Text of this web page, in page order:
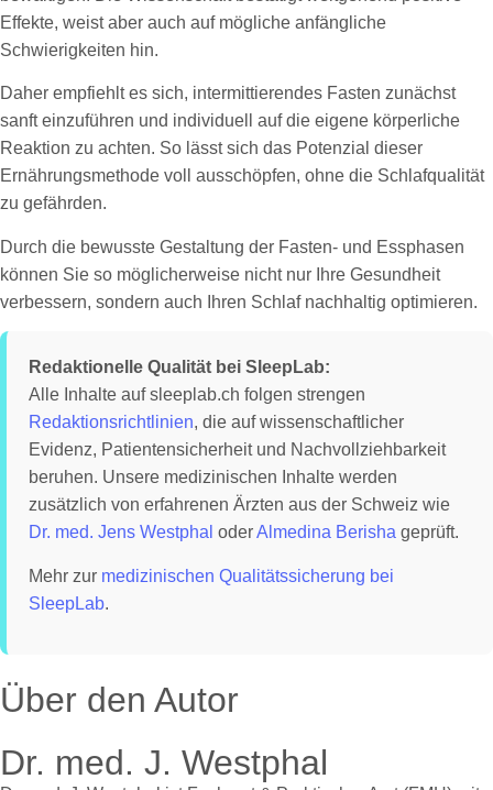
Effekte, weist aber auch auf mögliche anfängliche
Schwierigkeiten hin.
Daher empfiehlt es sich, intermittierendes Fasten zunächst
sanft einzuführen und individuell auf die eigene körperliche
Reaktion zu achten. So lässt sich das Potenzial dieser
Ernährungsmethode voll ausschöpfen, ohne die Schlafqualität
zu gefährden.
Durch die bewusste Gestaltung der Fasten- und Essphasen
können Sie so möglicherweise nicht nur Ihre Gesundheit
verbessern, sondern auch Ihren Schlaf nachhaltig optimieren.
Redaktionelle Qualität bei SleepLab:
Alle Inhalte auf sleeplab.ch folgen strengen
Redaktionsrichtlinien, die auf wissenschaftlicher
Evidenz, Patientensicherheit und Nachvollziehbarkeit
beruhen. Unsere medizinischen Inhalte werden
zusätzlich von erfahrenen Ärzten aus der Schweiz wie
Dr. med. Jens Westphal oderAlmedina Berisha geprüft.
Mehr zur medizinischen Qualitätssicherung bei
SleepLab.
Über den Autor
Dr. med. J. Westphal